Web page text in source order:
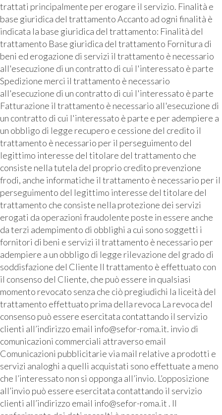
trattati principalmente per erogare il servizio. Finalità e
base giuridica del trattamento Accanto ad ogni finalità è
indicata la base giuridica del trattamento: Finalità del
trattamento Base giuridica del trattamento Fornitura di
beni ed erogazione di servizi il trattamento è necessario
all'esecuzione di un contratto di cui l'interessato è parte
Spedizione merci il trattamento è necessario
all'esecuzione di un contratto di cui l'interessato è parte
Fatturazione il trattamento è necessario all'esecuzione di
un contratto di cui l'interessato è parte e per adempiere a
un obbligo di legge recupero e cessione del credito il
trattamento è necessario per il perseguimento del
legittimo interesse del titolare del trattamento che
consiste nella tutela del proprio credito prevenzione
frodi, anche informatiche il trattamento è necessario per il
perseguimento del legittimo interesse del titolare del
trattamento che consiste nella protezione dei servizi
erogati da operazioni fraudolente poste in essere anche
da terzi adempimento di obblighi a cui sono soggetti i
fornitori di beni e servizi il trattamento è necessario per
adempiere a un obbligo di legge rilevazione del grado di
soddisfazione del Cliente Il trattamento è effettuato con
il consenso del Cliente, che può essere in qualsiasi
momento revocato senza che ciò pregiudichi la liceità del
trattamento effettuato prima della revoca La revoca del
consenso può essere esercitata contattando il servizio
clienti all’indirizzo email info@sefor-roma.it. invio di
comunicazioni commerciali attraverso email
Comunicazioni pubblicitarie via mail relative a prodotti e
servizi analoghi a quelli acquistati sono effettuate a meno
che l’interessato non si opponga all’invio. L’opposizione
all’invio può essere esercitata contattando il servizio
clienti all’indirizzo email info@sefor-roma.it . Il